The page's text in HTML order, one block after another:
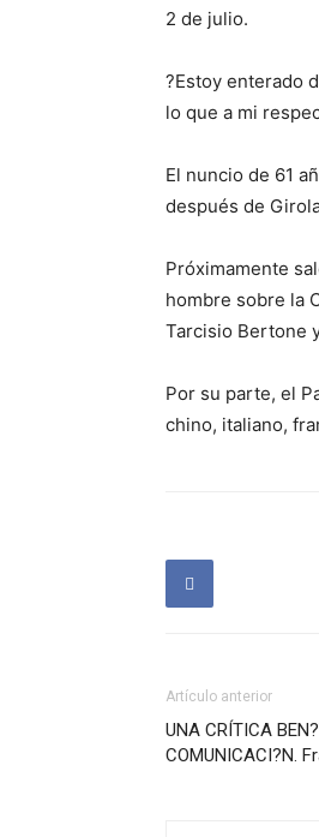
2 de julio.
?Estoy enterado
lo que a mi
El nuncio de 61
después de
Próximamente
hombre sobre la
Tarcisio Bertone
Por su parte, el
chino, italiano,
Artículo anterior
UNA CRÍTICA
COMUNICACI?N.